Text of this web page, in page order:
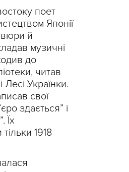
поет
Японії
й
музичні
до
читав
Лесі Українки.
свої
здається” і
Їх
1918